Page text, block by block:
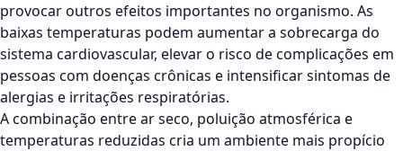
provocar outros efeitos importantes no organismo. As
baixas temperaturas podem aumentar a sobrecarga do
sistema cardiovascular, elevar o risco de complicações em
pessoas com doenças crônicas e intensificar sintomas de
alergias e irritações respiratórias.
A combinação entre ar seco, poluição atmosférica e
temperaturas reduzidas cria um ambiente mais propício